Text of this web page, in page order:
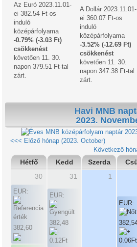
Az Euró 2023.11.01-
ei 382.54 Ft-os
induló
középárfolyama
-0.79% (-3.03 Ft)
csökkenést
követően 11. 30.
napon 379.51 Ft-tal
zárt.
A Dollár 2023.11.01-
ei 360.07 Ft-os
induló
középárfolyama
-3.52% (-12.69 Ft)
csökkenést
követően 11. 30.
napon 347.38 Ft-tal
zárt.
Havi MNB
2023.
<<< Előző hónap (2023. October)
Következő
Hétfő Kedd Szerda
30
EUR:
382,60
31
EUR:
382,48
1
EUR: